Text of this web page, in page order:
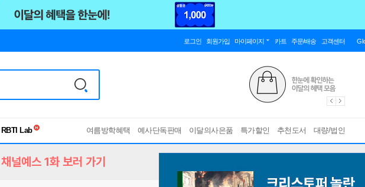
로그인 회원가입 마이페이지 카트 주문/배송 고객센터
RBTI Lab
독서유형검사
여름방학혜택 예사단독판매 이달의사은품 특가할인 추천도서 대량/법인
채널예스 1화 보러 가기